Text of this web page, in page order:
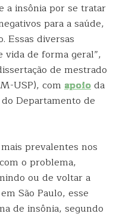
a insônia por se tratar
para a saúde,
Essas diversas
vida de forma geral”,
de mestrado
USP), com apoioda
Departamento de
prevalentes nos
o problema,
ou de voltar a
São Paulo, esse
de insônia, segundo